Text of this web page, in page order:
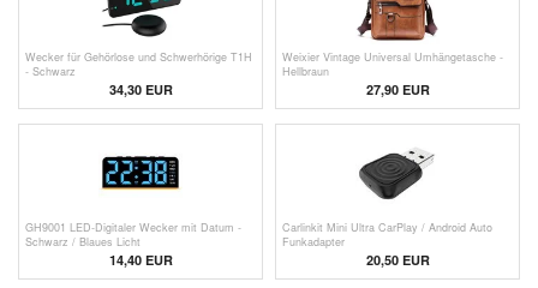
Wecker für Gehörlose und Schwerhörige T1H
- Schwarz
34,30 EUR
Weixier Vintage Universal Umhängetasche -
Hellbraun
27,90 EUR
GH9001 LED-Digitaler Wecker mit Datum -
Schwarz / Blaues Licht
14,40 EUR
Carlinkit Mini Ultra CarPlay / Android Auto
Funkadapter
20,50EUR